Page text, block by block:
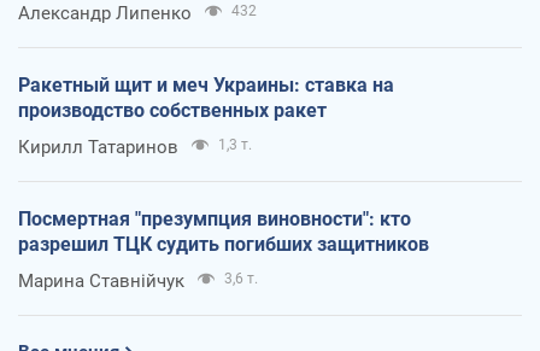
Александр Липенко 432
Ракетный щит и меч Украины: ставка на
производство собственных ракет
Кирилл Татаринов 1,3 т.
Посмертная "презумпция виновности": кто
разрешил ТЦК судить погибших защитников
Марина Ставнійчук 3,6 т.